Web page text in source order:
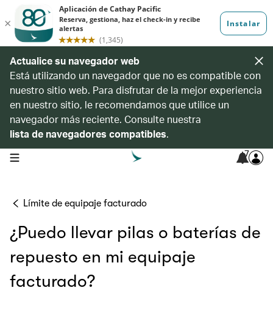
Actualice su navegador web
Está utilizando un navegador que no es compatible con
nuestro sitio web. Para disfrutar de la mejor experiencia
en nuestro sitio, le recomendamos que utilice un
navegador más reciente. Consulte nuestra
lista de navegadores compatibles.
open navigation menu 7
Límite de equipaje facturado
¿Puedo llevar pilas o baterías de
repuesto en mi equipaje
facturado?